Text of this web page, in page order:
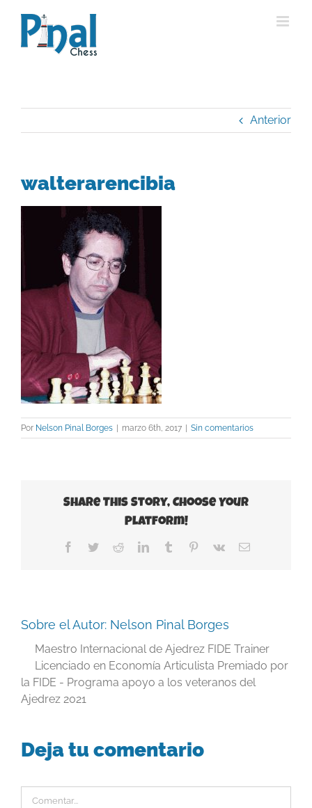
contenido
Anterior
walterarencibia
Por Nelson Pinal Borges | marzo 6th, 2017 | Sin comentarios
Share This Story, Choose Your
Platform!
Facebook
TwitterRedditLinkedInTumblr Pinterest
Vk
Correo
Sobre el Autor: Nelson Pinal Borges
Maestro Internacional de Ajedrez FIDE Trainer
Licenciado en Economía Articulista Premiado por
la FIDE - Programa apoyo a los veteranos del
Ajedrez 2021
Deja tu comentario